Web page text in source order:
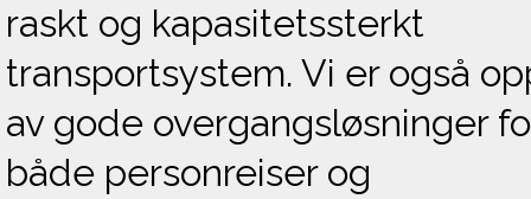
raskt og kapasitetssterkt
transportsystem. Vi er også
av gode overgangsløsninger
både personreiser og